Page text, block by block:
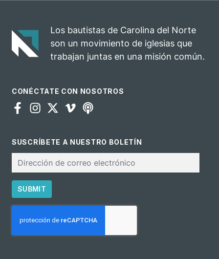
Los bautistas de Carolina del Norte
son un movimiento de iglesias que
trabajan juntas en una misión común.
CONÉCTATE CON NOSOTROS
SUSCRÍBETE A NUESTRO BOLETÍN
electrónico
SUBMIT